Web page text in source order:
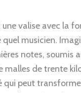
valise avec la
quel musicien.
notes, soumis
malles de trente
peut